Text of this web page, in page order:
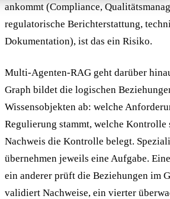
ankommt (Compliance,
regulatorische Berichterstattung,
Dokumentation), ist das ein Risiko.
Multi-Agenten-RAG geht darüber
Graph bildet die logischen
Wissensobjekten ab: welche
Regulierung stammt, welche
Nachweis die Kontrolle belegt.
übernehmen jeweils eine Aufgabe.
ein anderer prüft die Beziehungen im
validiert Nachweise, ein vierter